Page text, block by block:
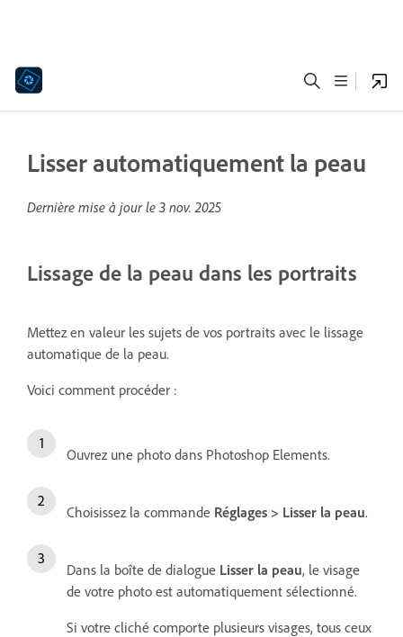
Lisser automatiquement la peau
Dernière mise à jour le 3 nov. 2025
Lissage de la peau dans les portraits
Mettez en valeur les sujets de vos portraits avec le lissage
automatique de la peau.
Voici comment procéder :
Ouvrez une photo dans Photoshop Elements.
Choisissez la commande Réglages > Lisser la peau.
Dans la boîte de dialogue Lisser la peau, le visage
de votre photo est automatiquement sélectionné.
Si votre cliché comporte plusieurs visages, tous ceux